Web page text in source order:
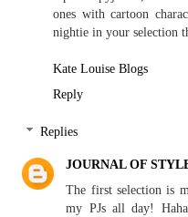
ones with cartoon
nightie in your selection
Kate Louise Blogs
Reply
Replies
JOURNAL OF
The first selection is
my PJs all day!